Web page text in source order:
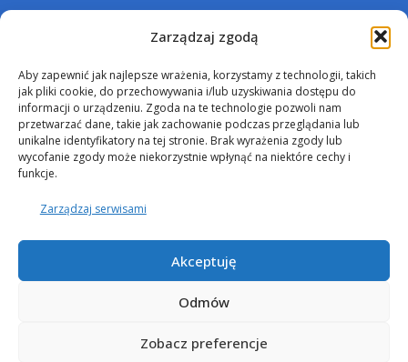
Zarządzaj zgodą
Aby zapewnić jak najlepsze wrażenia, korzystamy z technologii, takich
jak pliki cookie, do przechowywania i/lub uzyskiwania dostępu do
informacji o urządzeniu. Zgoda na te technologie pozwoli nam
przetwarzać dane, takie jak zachowanie podczas przeglądania lub
unikalne identyfikatory na tej stronie. Brak wyrażenia zgody lub
wycofanie zgody może niekorzystnie wpłynąć na niektóre cechy i
funkcje.
Zarządzaj serwisami
Akceptuję
Odmów
Zobacz preferencje